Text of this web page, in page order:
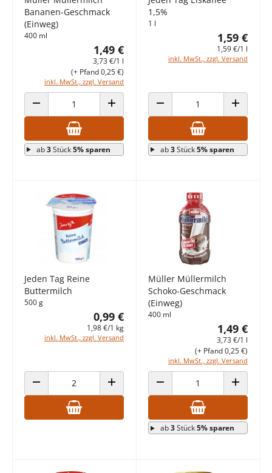
Bananen-Geschmack
(Einweg)
400 ml
1,49 €
3,73 €/1 l
inkl. MwSt., zzgl. Versand
(+ Pfand 0,25 €)
ANZAHL VERRINGERN ANZAHL ERHÖHEN
ab3Stück5% sparen
1,5%
1 l
1,59 €
1,59 €/1 l
inkl. MwSt., zzgl. Versand
ANZAHL VERRINGERN ANZAHL
ab3Stück5% sparen
Jeden Tag Reine
Buttermilch
500 g
0,99 €
1,98 €/1 kg
inkl. MwSt., zzgl. Versand
ANZAHL VERRINGERN ANZAHL ERHÖHEN
Müller Müllermilch
Schoko-Geschmack
(Einweg)
400 ml
1,49 €
3,73 €/1 l
inkl. MwSt., zzgl. Versand
(+ Pfand 0,25 €)
ANZAHL VERRINGERN ANZAHL
ab3Stück5% sparen